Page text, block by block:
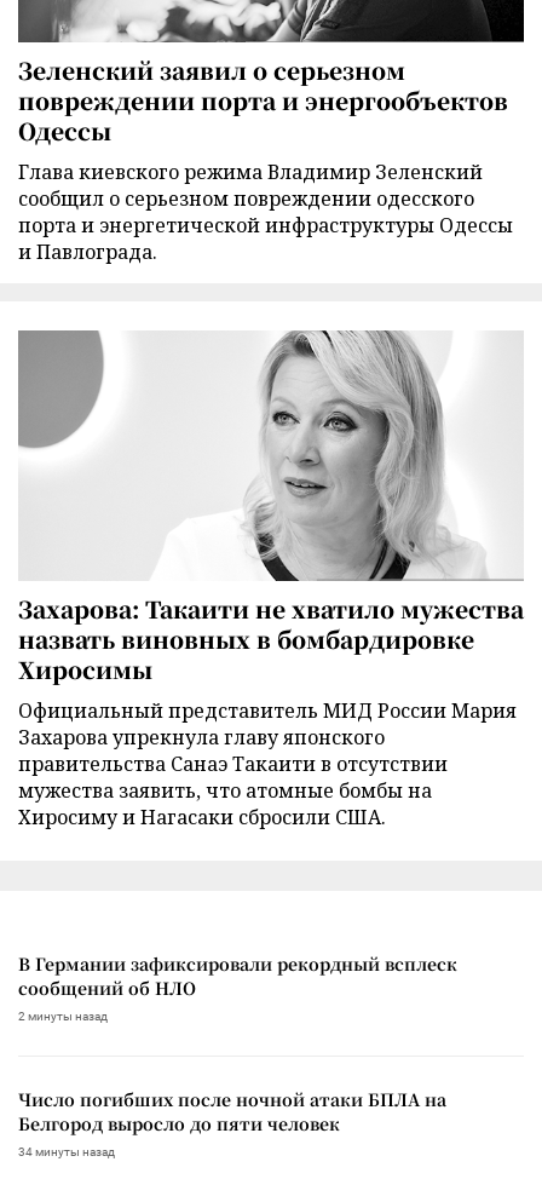
Зеленский заявил о серьезном
повреждении порта и энергообъектов
Одессы
Глава киевского режима Владимир Зеленский
сообщил о серьезном повреждении одесского
порта и энергетической инфраструктуры Одессы
и Павлограда.
Захарова: Такаити не хватило мужества
назвать виновных в бомбардировке
Хиросимы
Официальный представитель МИД России Мария
Захарова упрекнула главу японского
правительства Санаэ Такаити в отсутствии
мужества заявить, что атомные бомбы на
Хиросиму и Нагасаки сбросили США.
В Германии зафиксировали рекордный всплеск
сообщений об НЛО
2 минуты назад
Число погибших после ночной атаки БПЛА на
Белгород выросло до пяти человек
34 минуты назад